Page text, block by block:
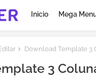
Inicio Mega
Download Template 3
3